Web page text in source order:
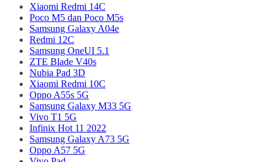
Xiaomi Redmi 14C
Poco M5 dan Poco M5s
Samsung Galaxy A04e
Redmi 12C
Samsung OneUI 5.1
ZTE Blade V40s
Nubia Pad 3D
Xiaomi Redmi 10C
Oppo A55s 5G
Samsung Galaxy M33 5G
Vivo T1 5G
Infinix Hot 11 2022
Samsung Galaxy A73 5G
Oppo A57 5G